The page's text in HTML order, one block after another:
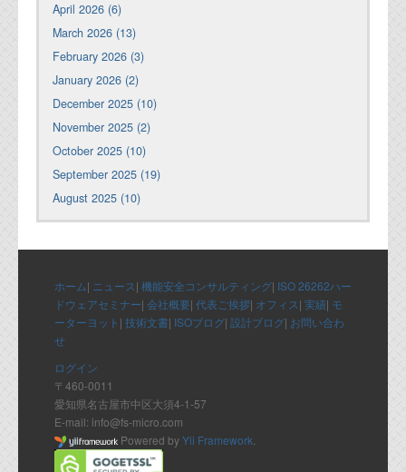
April 2026 (6)
March 2026 (13)
February 2026 (3)
January 2026 (2)
December 2025 (10)
November 2025 (2)
October 2025 (10)
September 2025 (19)
August 2025 (10)
ホーム| ニュース| 機能安全コンサルティング| ISO 26262ハー
ドウェアセミナー| 会社概要| 代表ご挨拶| オフィス| 実績| モ
ーターヨット | 技術文書| ISOブログ| 設計ブログ| お問い合わ
せ
ログイン
〒460-0011
愛知県名古屋市中区大須4-1-57
E-mail: info@fs-micro.com
Powered byYii Framework